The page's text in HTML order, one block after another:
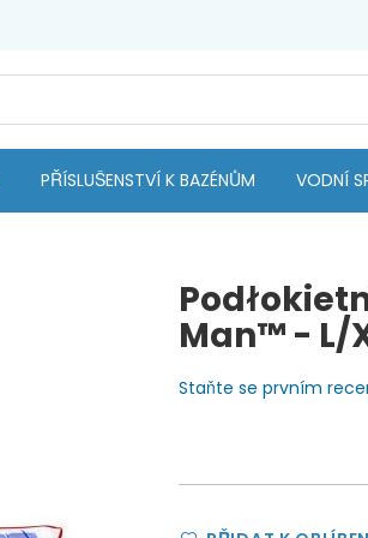
PŘÍSLUŠENSTVÍ K BAZÉNŮM VODNÍ
Man™ - L/
Staňte se prvním